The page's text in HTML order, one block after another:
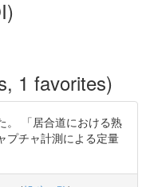
1 favorites)
。 「居合道における熟
プチャ計測による定量